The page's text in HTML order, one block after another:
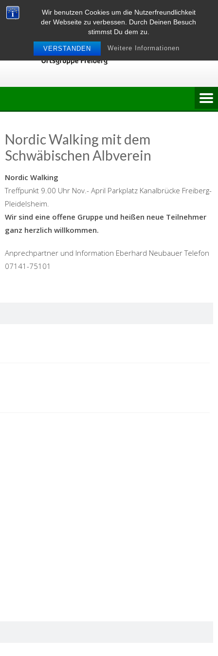
Wir benutzen Cookies um die Nutzerfreundlichkeit
der Webseite zu verbessen. Durch Deinen Besuch
stimmst Du dem zu.
VERSTANDEN Weitere Informationen
Skip
to
Nordic Walking mit dem
Schwäbischen Albverein
Nordic Walking
Treffpunkt 9.00 Uhr Nov.- April Parkplatz Kanalbrücke Freiberg-
Pleidelsheim.
Wir sind eine offene Gruppe und heißen neue Teilnehmer
ganz herzlich willkommen.
Anprechpartner und Information Eberhard Neubauer Telefon
07141-75101